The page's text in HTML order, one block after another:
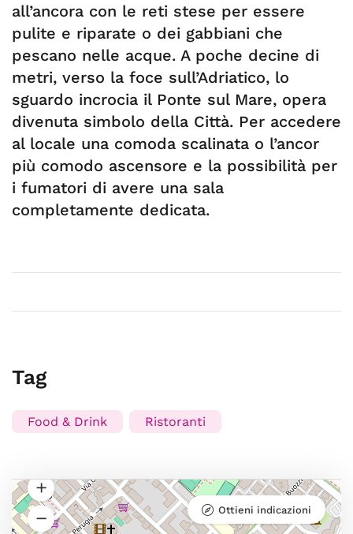
all’ancora con le reti stese per essere
pulite e riparate o dei gabbiani che
pescano nelle acque. A poche decine di
metri, verso la foce sull’Adriatico, lo
sguardo incrocia il Ponte sul Mare, opera
divenuta simbolo della Città. Per accedere
al locale una comoda scalinata o l’ancor
più comodo ascensore e la possibilità per
i fumatori di avere una sala
completamente dedicata.
Tag
Food & Drink Ristoranti
Ottieni indicazioni